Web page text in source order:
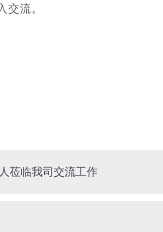
交流。
莅临我司交流工作